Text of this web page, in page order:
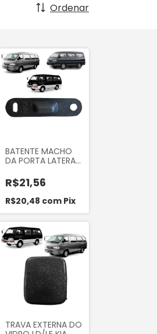
Ordenar
BATENTE MACHO
DA PORTA LATERAL
BESTA 2.2 2.7 ASIA
TOPIC 2.7 1994 A
1999 HYUNDAI H100
CAMPRISMA 2500
R$21,56
R$20,48 com Pix
TRAVA EXTERNA DO